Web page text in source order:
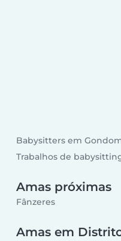
Babysitters em
Trabalhos de
Amas próximas
Fânzeres
Amas em